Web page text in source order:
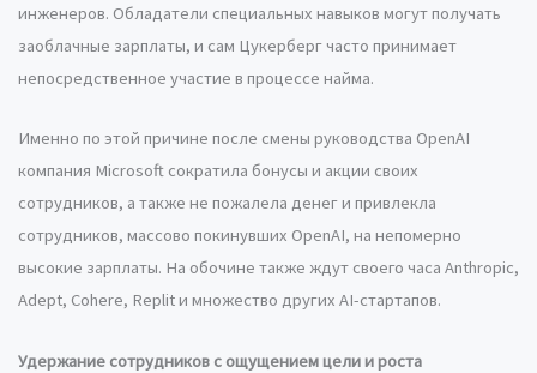
инженеров. Обладатели специальных навыков могут получать
заоблачные зарплаты, и сам Цукерберг часто принимает
непосредственное участие в процессе найма.
Именно по этой причине после смены руководства OpenAI
компания Microsoft сократила бонусы и акции своих
сотрудников, а также не пожалела денег и привлекла
сотрудников, массово покинувших OpenAI, на непомерно
высокие зарплаты. На обочине также ждут своего часа Anthropic,
Adept, Cohere, Replit и множество других AI-стартапов.
Удержание сотрудников с ощущением цели и роста